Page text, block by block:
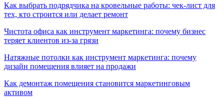
Как выбрать подрядчика на кровельные работы: чек-лист для
тех, кто строится или делает ремонт
Чистота офиса как инструмент маркетинга: почему бизнес
теряет клиентов из-за грязи
Натяжные потолки как инструмент маркетинга: почему
дизайн помещения влияет на продажи
Как демонтаж помещения становится маркетинговым
активом